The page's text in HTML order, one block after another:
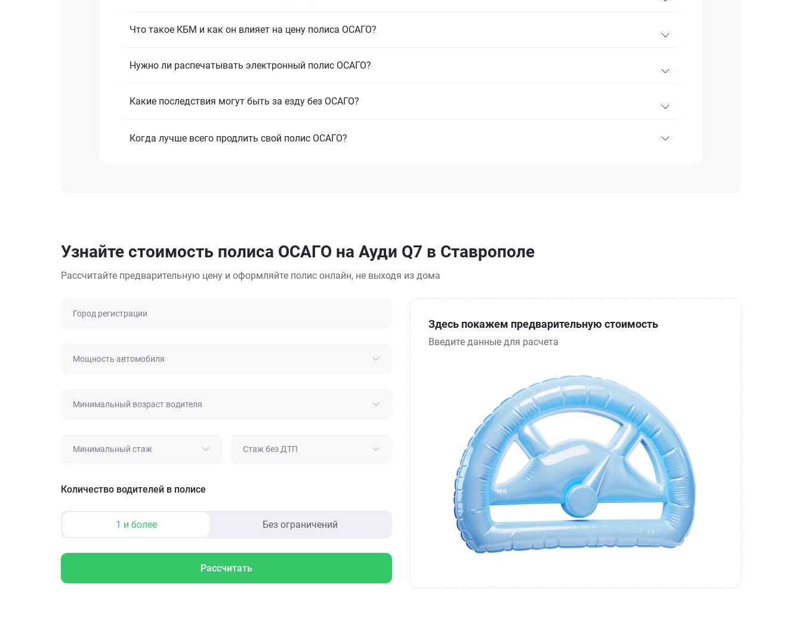
Что такое КБМ и как он влияет на цену полиса ОСАГО?
Нужно ли распечатывать электронный полис ОСАГО?
Какие последствия могут быть за езду без ОСАГО?
Когда лучше всего продлить свой полис ОСАГО?
Узнайте стоимость полиса ОСАГО на Ауди Q7 в Ставрополе
Рассчитайте предварительную цену и оформляйте полис онлайн, не выходя из дома
Город регистрации
Мощность автомобиля
Минимальный возраст водителя
Минимальный стаж Стаж без ДТП
Количество водителей в полисе
1 и более Без ограничений
Рассчитать
Здесь покажем предварительную стоимость
Введите данные для расчета